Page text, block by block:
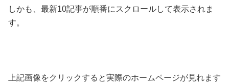
しかも、最新10記事が順番にスクロールして表示されま
す。
上記画像をクリックすると実際のホームページが見れます